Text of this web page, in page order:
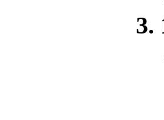
3.